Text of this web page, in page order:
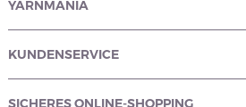
YARNMANIA
KUNDENSERVICE
SICHERES ONLINE-SHOPPING